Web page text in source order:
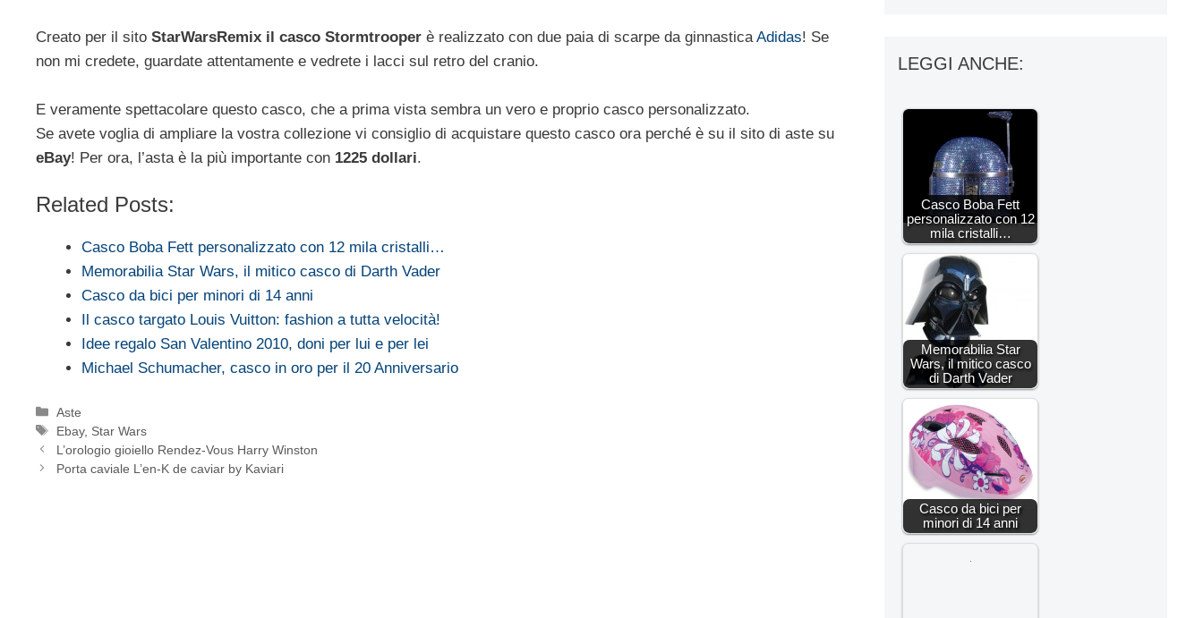
Creato per il sito StarWarsRemix il casco Stormtrooper è realizzato con due paia di scarpe da ginnastica Adidas! Se
non mi credete, guardate attentamente e vedrete i lacci sul retro del cranio.
E veramente spettacolare questo casco, che a prima vista sembra un vero e proprio casco personalizzato.
Se avete voglia di ampliare la vostra collezione vi consiglio di acquistare questo casco ora perché è su il sito di aste su
eBay! Per ora, l’asta è la più importante con 1225 dollari.
Related Posts:
Casco Boba Fett personalizzato con 12 mila cristalli…
Memorabilia Star Wars, il mitico casco di Darth Vader
Casco da bici per minori di 14 anni
Il casco targato Louis Vuitton: fashion a tutta velocità!
Idee regalo San Valentino 2010, doni per lui e per lei
Michael Schumacher, casco in oro per il 20 Anniversario
Categorie
Aste
Tag
Ebay, Star Wars
L’orologio gioiello Rendez-Vous Harry Winston
Porta caviale L’en-K de caviar by Kaviari
LEGGI ANCHE:
Casco Boba Fett
personalizzato con 12
mila cristalli…
Memorabilia Star
Wars, il mitico casco
di Darth Vader
Casco da bici per
minori di 14 anni